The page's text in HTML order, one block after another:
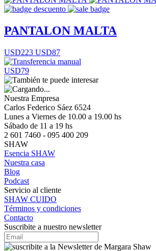
PANTALON MALTA
USD223 USD87
USD79
Nuestra Empresa
Carlos Federico Sáez 6524
Lunes a Viernes de 10.00 a 19.00 hs
Sábado de 11 a 19 hs
2 601 7460 - 095 400 209
SHAW
Esencia SHAW
Nuestra casa
Blog
Podcast
Servicio al cliente
SHAW CUIDO
Términos y condiciones
Contacto
Suscribite a nuestro newsletter